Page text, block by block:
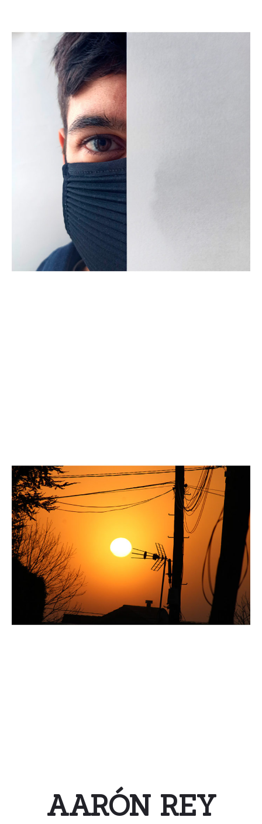
AARÓN REY